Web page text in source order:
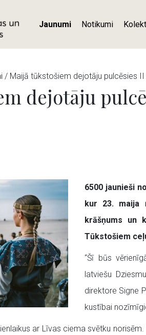
Jaunumi Notikumi
/ Maijā tūkstošiem dejotāju pulcēsies
dejotāju
6500 jaunieši
kur 23. maija
krāšņums un
Tūkstošiem
“Šī būs
latviešu
direktore Signe
kustībai
ar Līvas ciema svētku